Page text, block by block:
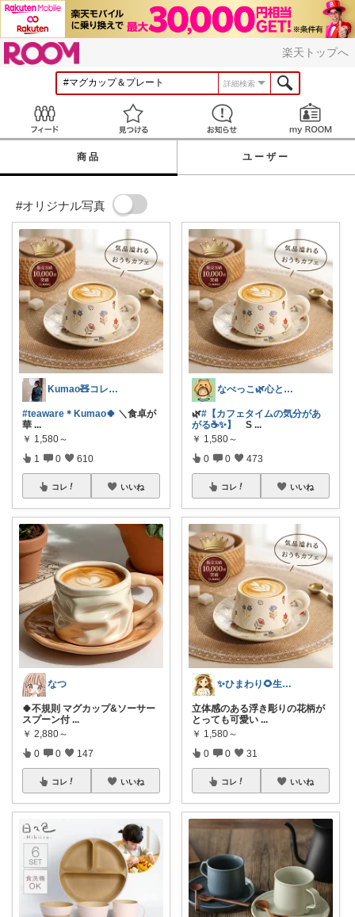
楽天トップへ
詳細検索
見つける お知らせ
商品 ユーザー
#オリジナル写真
Kumao🧸コレクションみてね✨
#teaware＊Kumao🍀 ＼食卓が
華 ...
￥ 1,580～
1 0 610
コレ いいね
なつ
🍀不規則 マグカップ&ソーサー
スプーン付 ...
￥ 2,880～
0 0 147
コレ いいね
なべっこ🌿心と体を整える暮らし
🌿#【カフェタイムの気分があ
がる☕✨】
S ...
￥ 1,580～
0 0 473
コレ いいね
✨ひまわり🌻生活雑貨・純喫茶✨
立体感のある浮き彫りの花柄が
とっても可愛い ...
￥ 1,580～
0 0 31
コレ いいね